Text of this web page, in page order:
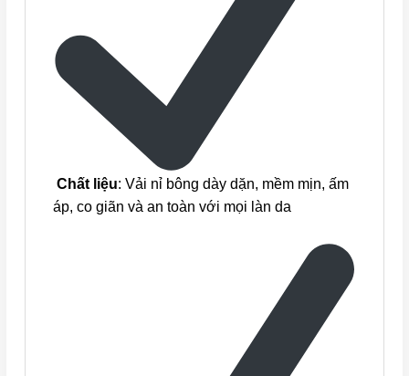
Chất liệu: Vải nỉ bông dày dặn, mềm mịn, ấm
áp, co giãn và an toàn với mọi làn da